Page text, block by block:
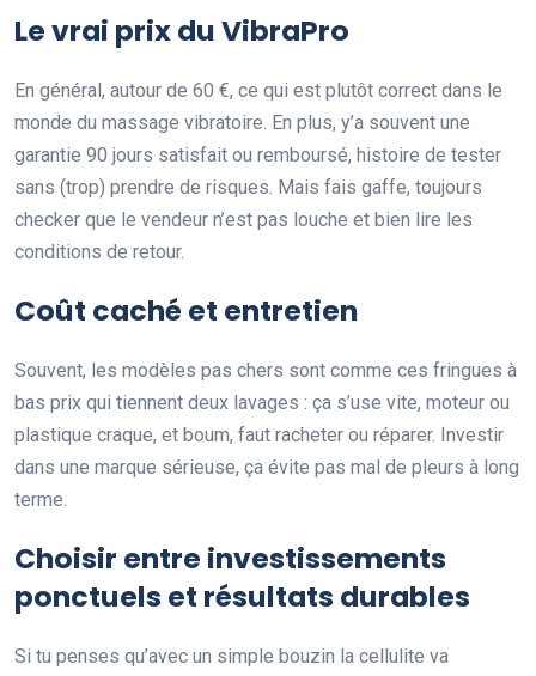
Le vrai prix du VibraPro
En général, autour de 60 €, ce qui est plutôt correct dans le
monde du massage vibratoire. En plus, y’a souvent une
garantie 90 jours satisfait ou remboursé, histoire de tester
sans (trop) prendre de risques. Mais fais gaffe, toujours
checker que le vendeur n’est pas louche et bien lire les
conditions de retour.
Coût caché et entretien
Souvent, les modèles pas chers sont comme ces fringues à
bas prix qui tiennent deux lavages : ça s’use vite, moteur ou
plastique craque, et boum, faut racheter ou réparer. Investir
dans une marque sérieuse, ça évite pas mal de pleurs à long
terme.
Choisir entre investissements
ponctuels et résultats durables
Si tu penses qu’avec un simple bouzin la cellulite va